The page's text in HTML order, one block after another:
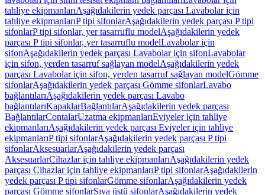
tahliye ekipmanlarıAşağıdakilerin yedek parçası Lavabolar için
tahliye ekipmanlarıP tipi sifonlarAşağıdakilerin yedek parçası P tipi
sifonlarP tipi sifonlar, yer tasarruflu modelAşağıdakilerin yedek
parçası P tipi sifonlar, yer tasarruflu modelLavabolar için
sifonAşağıdakilerin yedek parçası Lavabolar için sifonLavabolar
için sifon, yerden tasarruf sağlayan modelAşağıdakilerin yedek
parçası Lavabolar için sifon, yerden tasarruf sağlayan modelGömme
sifonlarAşağıdakilerin yedek parçası Gömme sifonlarLavabo
bağlantılarıAşağıdakilerin yedek parçası Lavabo
bağlantılarıKapaklarBağlantılarAşağıdakilerin yedek parçası
BağlantılarContalarUzatma ekipmanlarıEviyeler için tahliye
ekipmanlarıAşağıdakilerin yedek parçası Eviyeler için tahliye
ekipmanlarıP tipi sifonlarAşağıdakilerin yedek parçası P tipi
sifonlarAksesuarlarAşağıdakilerin yedek parçası
AksesuarlarCihazlar için tahliye ekipmanlarıAşağıdakilerin yedek
parçası Cihazlar için tahliye ekipmanlarıP tipi sifonlarAşağıdakilerin
yedek parçası P tipi sifonlarGömme sifonlarAşağıdakilerin yedek
parçası Gömme sifonlarSıva üstü sifonlarAşağıdakilerin yedek